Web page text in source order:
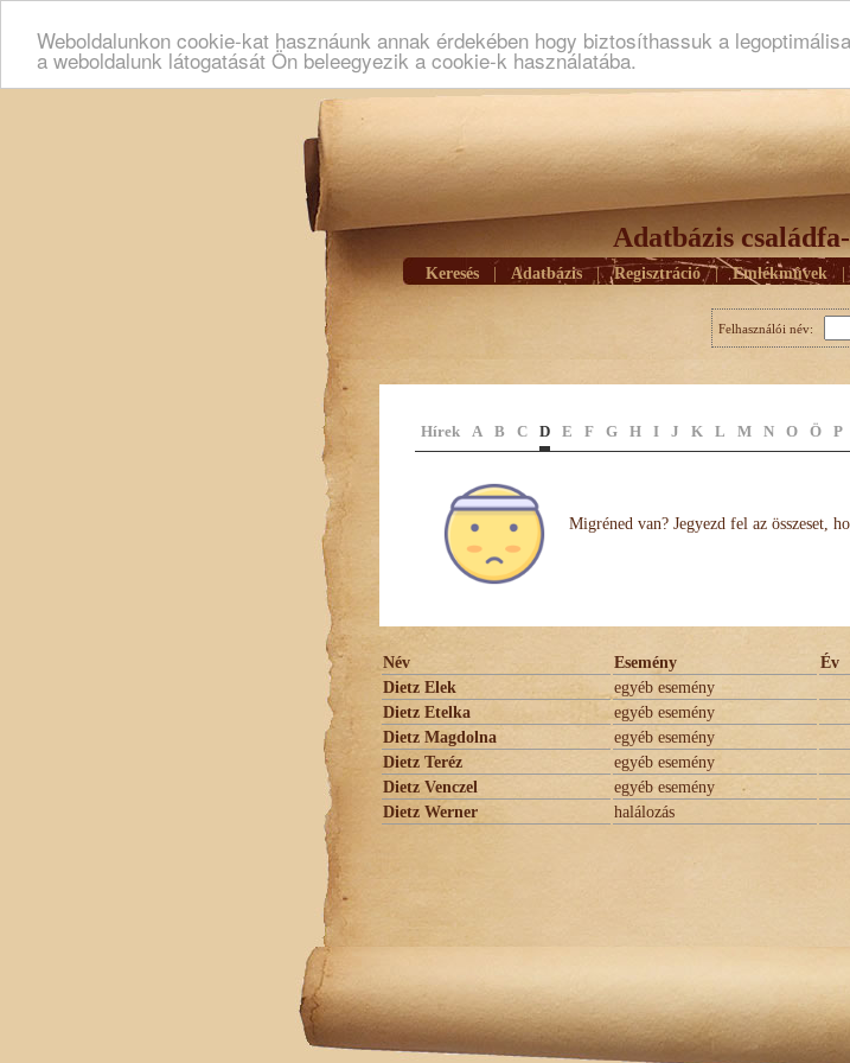
Weboldalunkon cookie-kat hasznáunk annak érdekében hogy biztosíthassuk a
a weboldalunk látogatását Ön beleegyezik a cookie-k használatába.
Adatbázis
Keresés Adatbázis | Regisztráció | Emlékmûvek
Felhasználói név:
Hírek A B C D E F G H I J K L M N O Ö P
Migréned van? Jegyezd fel az összeset,
Név Esemény Év
Dietz Elek
egyéb esemény
Dietz Etelka
egyéb esemény
Dietz Magdolna
egyéb esemény
Dietz Teréz
egyéb esemény
Dietz Venczel
egyéb esemény
Dietz Werner
halálozás